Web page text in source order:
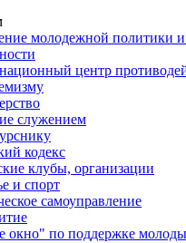
молодежной политики и
центр
служением
кодекс
клубы, организации
и спорт
самоуправление
окно" по поддержке